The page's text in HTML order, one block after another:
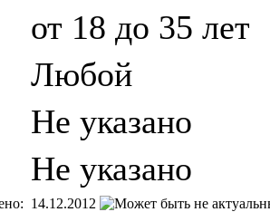
от 18 до 35 лет
Любой
Не указано
Не указано
14.12.2012